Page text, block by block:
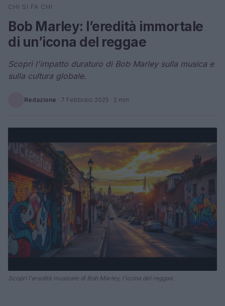
Cerca
CHI SI FA CHI
Bob Marley: l’eredità immortale
di un’icona del reggae
Scopri l'impatto duraturo di Bob Marley sulla musica e
sulla cultura globale.
Redazione · 7 Febbraio 2025 · 2 min
Scopri l'eredità musicale di Bob Marley, l'icona del reggae.